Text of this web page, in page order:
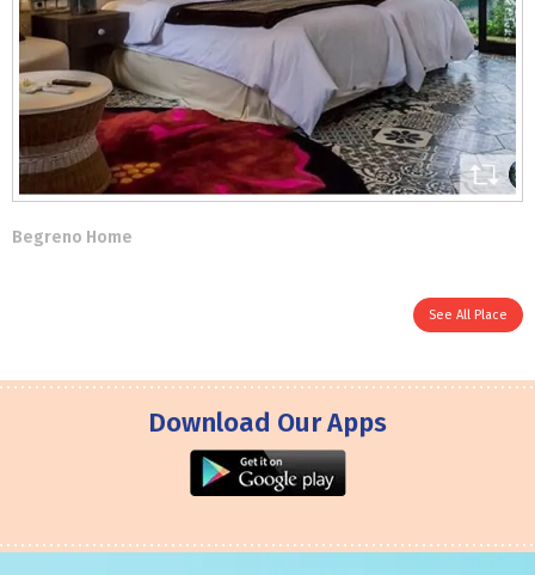
Begreno Home
See All Place
Download Our Apps